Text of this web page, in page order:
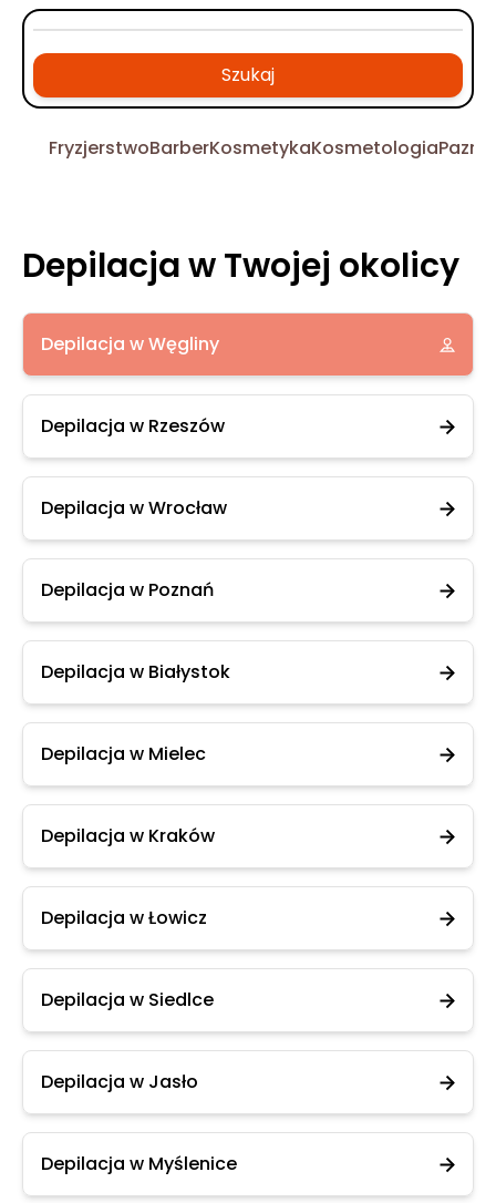
Szukaj
FryzjerstwoBarberKosmetykaKosmetologia
Depilacja w Twojej okolicy
Depilacja w Węgliny
Depilacja w Rzeszów
Depilacja w Wrocław
Depilacja w Poznań
Depilacja w Białystok
Depilacja w Mielec
Depilacja w Kraków
Depilacja w Łowicz
Depilacja w Siedlce
Depilacja w Jasło
Depilacja w Myślenice